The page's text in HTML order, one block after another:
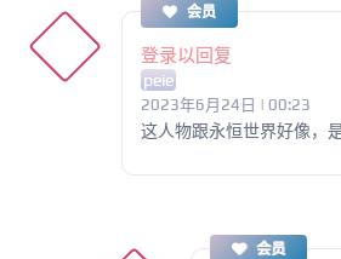
会员
登录以回复
peie
2023年6月24日 | 00:23
这人物跟永恒世界好像，
会员